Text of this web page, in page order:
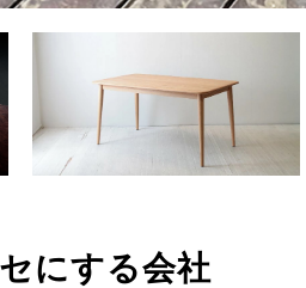
にする会社